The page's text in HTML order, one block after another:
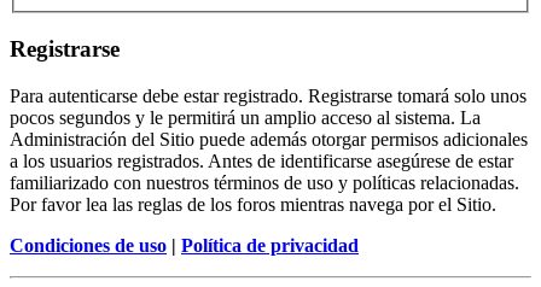
Registrarse
Para autenticarse debe estar registrado. Registrarse tomará solo unos
pocos segundos y le permitirá un amplio acceso al sistema. La
Administración del Sitio puede además otorgar permisos adicionales
a los usuarios registrados. Antes de identificarse asegúrese de estar
familiarizado con nuestros términos de uso y políticas relacionadas.
Por favor lea las reglas de los foros mientras navega por el Sitio.
Condiciones de uso | Política de privacidad